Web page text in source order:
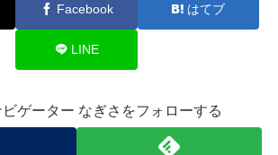
Facebook はてブ
LINE
ゲーター なぎさをフォローする